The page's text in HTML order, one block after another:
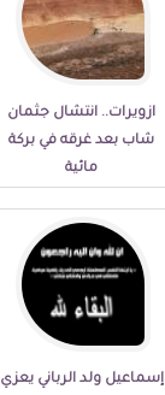
ازويرات.. انتشال جثمان
شاب بعد غرقه في بركة
مائية
إسماعيل ولد الرباني يعزي